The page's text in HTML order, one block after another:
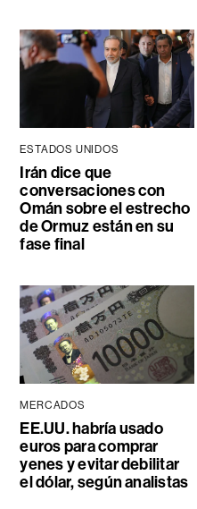
ESTADOS UNIDOS
Irán dice que
conversaciones con
Omán sobre el estrecho
de Ormuz están en su
fase final
MERCADOS
EE.UU. habría usado
euros para comprar
yenes y evitar debilitar
el dólar, según analistas